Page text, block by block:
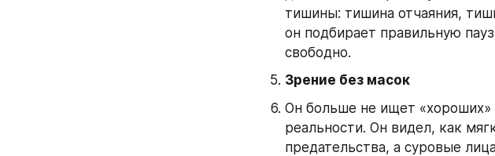
тишины: тишина отчаяния,
он подбирает правильную
свободно.
Зрение без масок
Он больше не ищет
реальности. Он видел, как
предательства, а суровые